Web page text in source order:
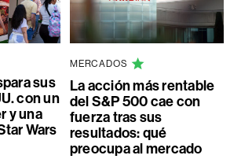
sus
con un
y una
Wars
MERCADOS
La acción más rentable
del S&P 500 cae con
fuerza tras sus
resultados: qué
preocupa al mercado